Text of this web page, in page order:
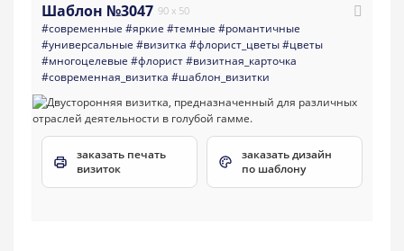
Шаблон №3047 90 x 50
#современные #яркие #темные #романтичные
#универсальные #визитка #флорист_цветы#цветы
#многоцелевые #флорист#визитная_карточка
#современная_визитка #шаблон_визитки
заказать печать
визиток
заказать дизайн
по шаблону